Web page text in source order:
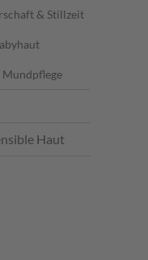
& Stillzeit
Mundpflege
Haut